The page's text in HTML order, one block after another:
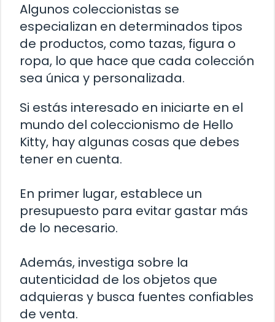
Algunos coleccionistas se
especializan en determinados tipos
de productos, como tazas, figura o
ropa, lo que hace que cada colección
sea única y personalizada.
Si estás interesado en iniciarte en el
mundo del coleccionismo de Hello
Kitty, hay algunas cosas que debes
tener en cuenta.
En primer lugar, establece un
presupuesto para evitar gastar más
de lo necesario.
Además, investiga sobre la
autenticidad de los objetos que
adquieras y busca fuentes confiables
de venta.